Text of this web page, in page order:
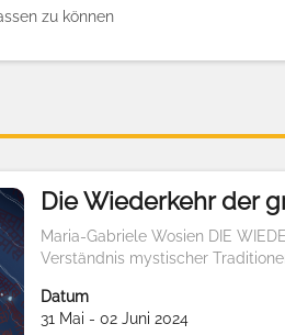
zu können
Die Wiederkehr der
Maria-Gabriele Wosien DIE
Verständnis mystischer
Datum
31 Mai - 02 Juni 2024